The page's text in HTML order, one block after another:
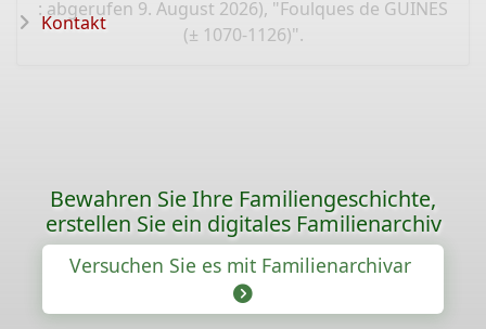
: abgerufen 9. August 2026), "Foulques de GUINES
(± 1070-1126)".
Kontakt
Bewahren Sie Ihre Familiengeschichte,
erstellen Sie ein digitales Familienarchiv
Versuchen Sie es mit Familienarchivar